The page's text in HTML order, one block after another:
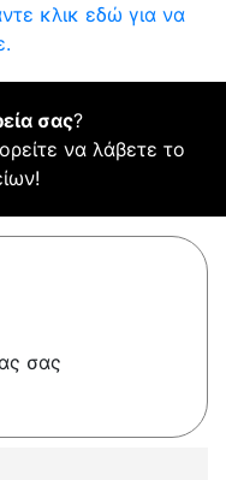
κλικ εδώ για να
σας?
να λάβετε το
σας